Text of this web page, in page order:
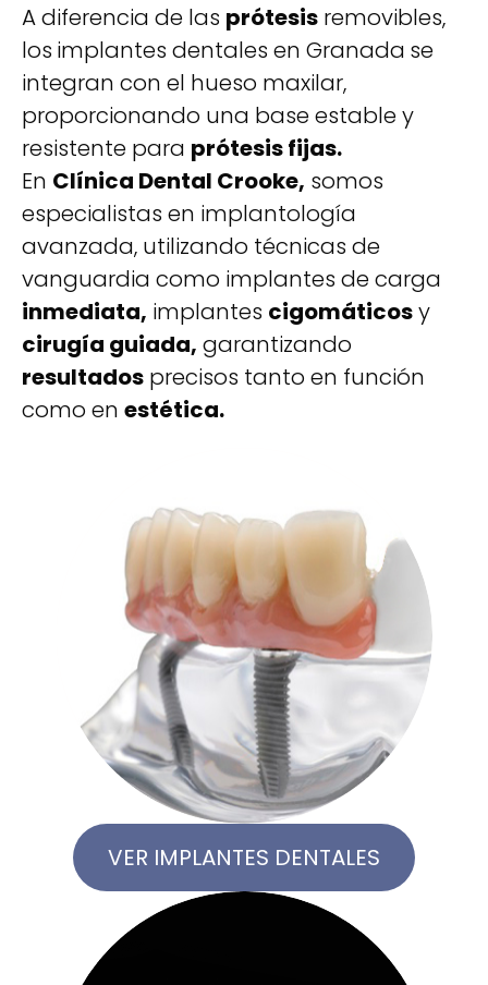
A diferencia de las prótesis removibles,
los implantes dentales en Granada se
integran con el hueso maxilar,
proporcionando una base estable y
resistente para prótesis fijas.
En Clínica Dental Crooke, somos
especialistas en implantología
avanzada, utilizando técnicas de
vanguardia como implantes de carga
inmediata, implantes cigomáticosy
cirugía guiada, garantizando
resultados precisos tanto en función
como en estética.
VER IMPLANTES DENTALES